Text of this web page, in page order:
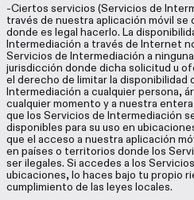
-Ciertos servicios (Servicios de
través de nuestra aplicación móvil
donde es legal hacerlo. La
Intermediación a través de Internet
Servicios de Intermediación a
jurisdicción donde dicha solicitud u
el derecho de limitar la disponibilidad
Intermediación a cualquier persona,
cualquier momento y a nuestra
que los Servicios de Intermediación
disponibles para su uso en
que el acceso a nuestra aplicación
en países o territorios donde los
ser ilegales. Si accedes a los
ubicaciones, lo haces bajo tu propio
cumplimiento de las leyes locales.